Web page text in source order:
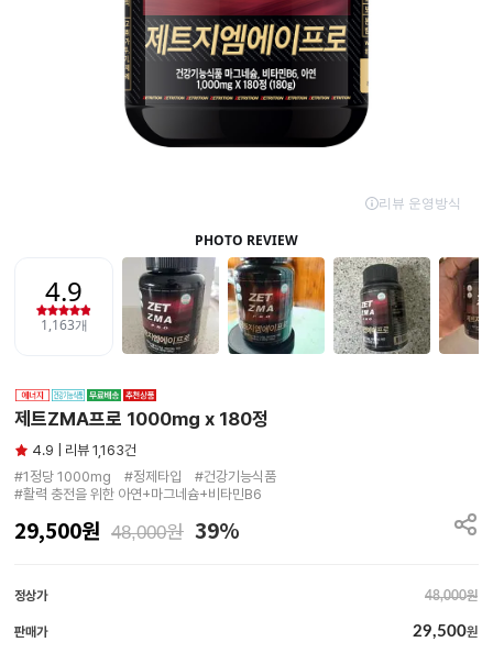
제트ZMA프로 1000mg x 180정
4.9 | 리뷰 1,163건
#1정당 1000mg　#정제타입　#건강기능식품
#활력 충전을 위한 아연+마그네슘+비타민B6
29,500원 48,000원 39%
정상가 48,000원
판매가 29,500원